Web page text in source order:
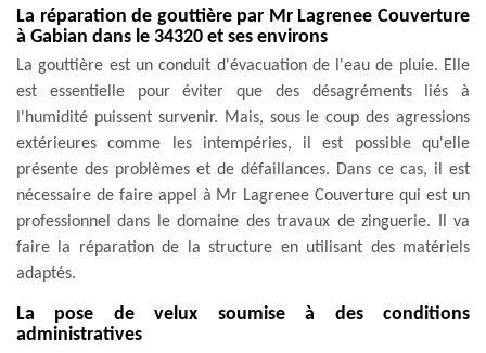
La réparation de gouttière par Mr Lagrenee Couverture
à Gabian dans le 34320 et ses environs
La gouttière est un conduit d'évacuation de l'eau de pluie. Elle
est essentielle pour éviter que des désagréments liés à
l'humidité puissent survenir. Mais, sous le coup des agressions
extérieures comme les intempéries, il est possible qu'elle
présente des problèmes et de défaillances. Dans ce cas, il est
nécessaire de faire appel à Mr Lagrenee Couverture qui est un
professionnel dans le domaine des travaux de zinguerie. Il va
faire la réparation de la structure en utilisant des matériels
adaptés.
La pose de velux soumise à des conditions
administratives